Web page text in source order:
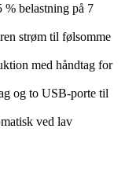
belastning på 7
strøm til følsomme
med håndtag for
og to USB-porte til
ved lav